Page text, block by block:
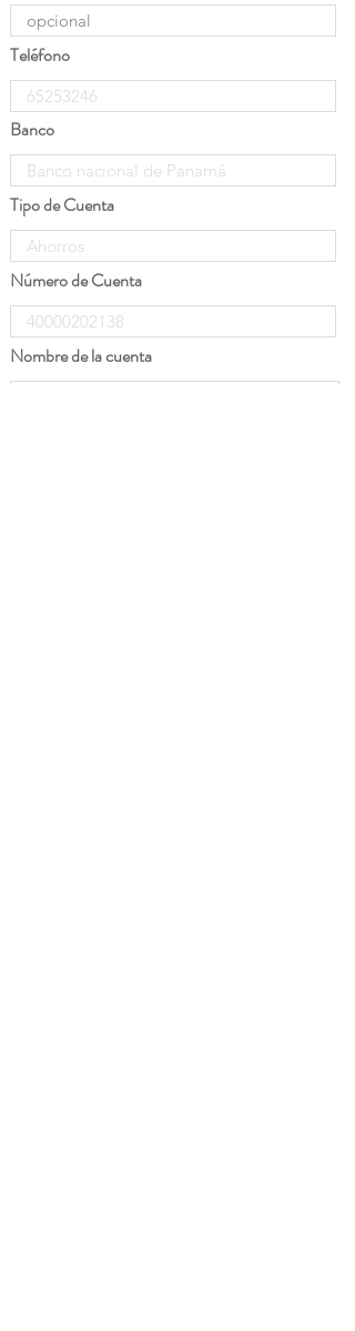
Teléfono
Banco
Tipo de Cuenta
Número de Cuenta
Nombre de la cuenta